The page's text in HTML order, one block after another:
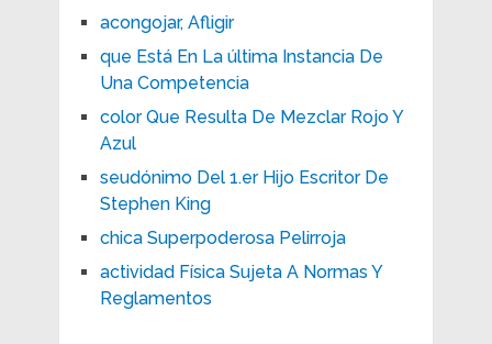
acongojar, Afligir
que Está En La última Instancia De
Una Competencia
color Que Resulta De Mezclar Rojo Y
Azul
seudónimo Del 1.er Hijo Escritor De
Stephen King
chica Superpoderosa Pelirroja
actividad Física Sujeta A Normas Y
Reglamentos